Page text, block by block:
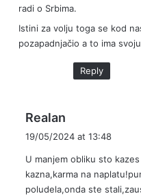
radi o Srbima.
Istini za volju toga se kod
pozapadnjačio a to ima
Reply
Realan
s
:
19/05/2024 at 13:48
U manjem obliku sto
kazna,karma na
poludela,onda ste